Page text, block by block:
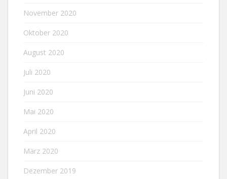
November 2020
Oktober 2020
August 2020
Juli 2020
Juni 2020
Mai 2020
April 2020
März 2020
Dezember 2019